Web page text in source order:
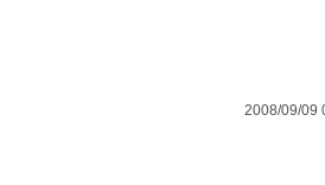
2008/09/09